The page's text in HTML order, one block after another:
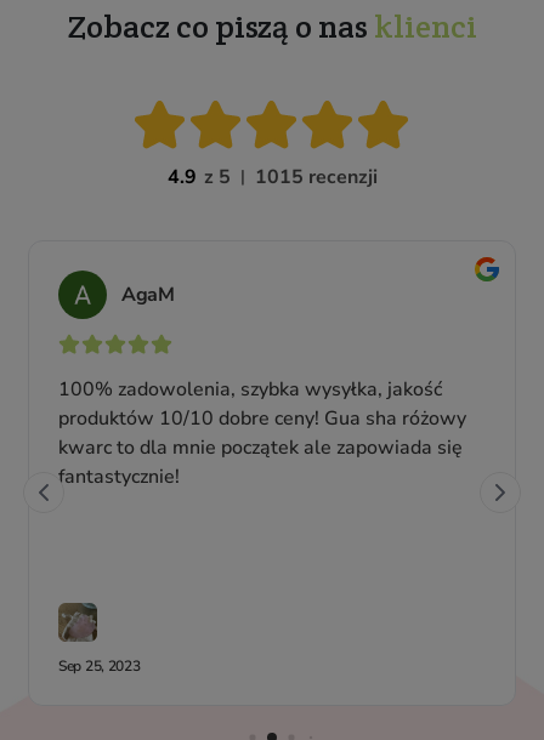
Zobacz co piszą o nas klienci